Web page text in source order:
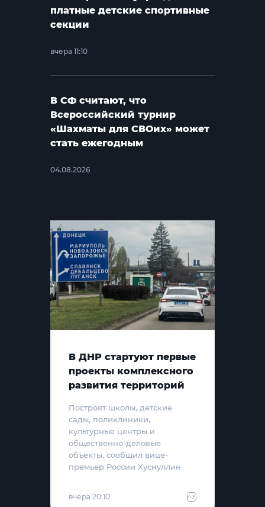
платные детские спортивные
секции
вчера 11:10
В СФ считают, что
Всероссийский турнир
«Шахматы для СВОих» может
стать ежегодным
04.08.2026
В ДНР стартуют первые
проекты комплексного
развития территорий
Построят школы, детские
сады, поликлиники,
культурные центры и
общественно-деловые
объекты, сообщил вице-
премьер России Хуснуллин
вчера 20:10